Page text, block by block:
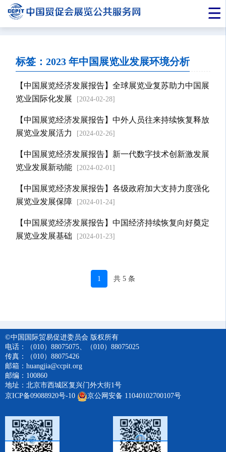
标签：2023 年中国展览业发展环境分析
【中国展览经济发展报告】全球展览业复苏助力中国展
览业国际化发展
[2024-02-28]
【中国展览经济发展报告】中外人员往来持续恢复释放
展览业发展活力
[2024-02-26]
【中国展览经济发展报告】新一代数字技术创新激发展
览业发展新动能
[2024-02-01]
【中国展览经济发展报告】各级政府加大支持力度强化
展览业发展保障
[2024-01-24]
【中国展览经济发展报告】中国经济持续恢复向好奠定
展览业发展基础
[2024-01-23]
1 共 5 条
©中国国际贸易促进委员会 版权所有
电话：（010）88075075、（010）88075025
传真：（010）88075426
邮箱：huangjia@ccpit.org
邮编：100860
地址：北京市西城区复兴门外大街1号
京ICP备09088920号-10
京公网安备 11040102700107号